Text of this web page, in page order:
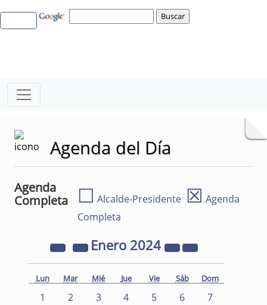
Agenda del Día
Agenda
Completa
☐ Alcalde-Presidente ☒ Agenda
Completa
Enero 2024
Lun Mar Mié Jue Vie Sáb Dom
1 2 3 4 5 6
7